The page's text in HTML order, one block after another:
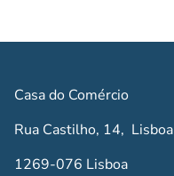
Casa do Comércio
Rua Castilho, 14, Lisboa
1269-076 Lisboa